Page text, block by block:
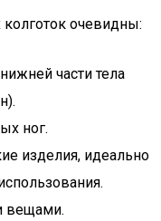
очевидны:
части тела
ног.
изделия, идеально
вещами.